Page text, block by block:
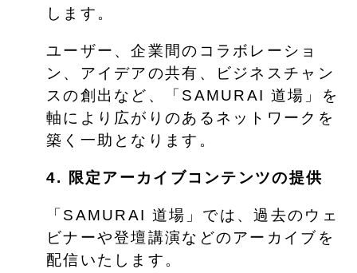
します。
ユーザー、企業間のコラボレーショ
ン、アイデアの共有、ビジネスチャン
スの創出など、「SAMURAI 道場」を
軸により広がりのあるネットワークを
築く一助となります。
4. 限定アーカイブコンテンツの提供
「SAMURAI 道場」では、過去のウェ
ビナーや登壇講演などのアーカイブを
配信いたします。